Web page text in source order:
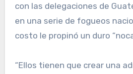
con las delegaciones de
en una se­rie de fogueos
costo le propinó un duro
“Ellos tienen que crear una